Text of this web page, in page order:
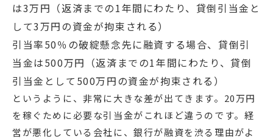
は3万円（返済までの1年間にわたり、貸倒引当金と
して3万円の資金が拘束される）
引当率50％の破綻懸念先に融資する場合、貸倒引
当金は500万円（返済までの1年間にわたり、貸倒
引当金として500万円の資金が拘束される）
というように、非常に大きな差が出てきます。20万円
を稼ぐために必要な引当金がこれほど違うのです。経
営が悪化している会社に、銀行が融資を渋る理由がよ